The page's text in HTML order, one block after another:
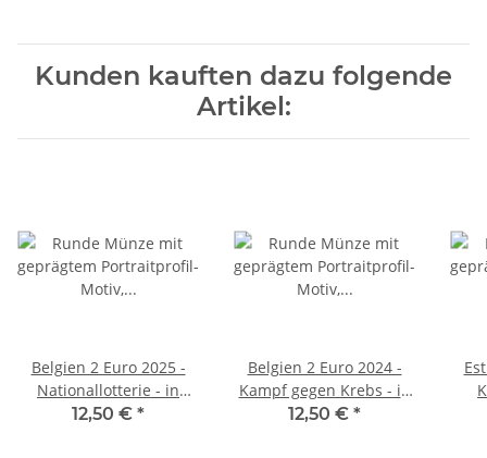
Kunden kauften dazu folgende
Artikel:
Belgien 2 Euro 2025 -
Nationallotterie - in
franz. Coincard
12,50 € *
Belgien 2 Euro 2024 -
Kampf gegen Krebs - in
niederl. Coincard
12,50 € *